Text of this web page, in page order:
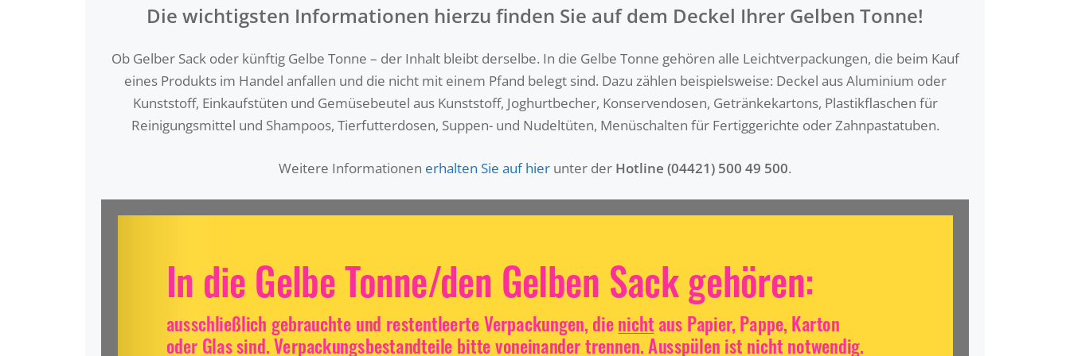
Die wichtigsten Informationen hierzu finden Sie auf dem Deckel Ihrer Gelben Tonne!
Ob Gelber Sack oder künftig Gelbe Tonne – der Inhalt bleibt derselbe. In die Gelbe Tonne gehören alle Leichtverpackungen, die beim Kauf
eines Produkts im Handel anfallen und die nicht mit einem Pfand belegt sind. Dazu zählen beispielsweise: Deckel aus Aluminium oder
Kunststoff, Einkaufstüten und Gemüsebeutel aus Kunststoff, Joghurtbecher, Konservendosen, Getränkekartons, Plastikflaschen für
Reinigungsmittel und Shampoos, Tierfutterdosen, Suppen- und Nudeltüten, Menüschalten für Fertiggerichte oder Zahnpastatuben.
Weitere Informationen erhalten Sie auf hier unter der Hotline (04421) 500 49 500.